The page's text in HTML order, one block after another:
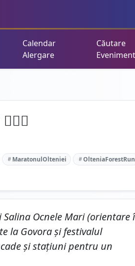
Calendar
Alergare
Căutare
MaratonulOlteniei
OlteniaForestRun
Ocnele Mari (orientare
la Govora și festivalul
și stațiuni pentru un